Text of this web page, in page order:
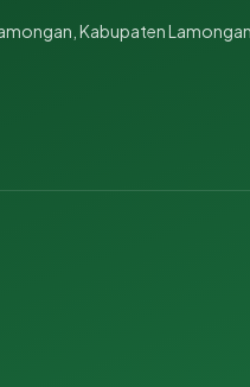
Kabupaten